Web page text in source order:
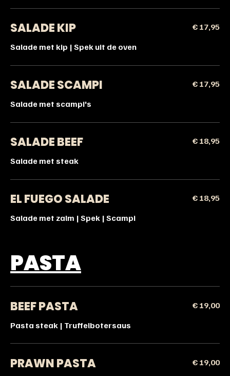
SALADE KIP
Salade met kip | Spek uit de oven
€ 17,95
SALADE SCAMPI
Salade met scampi's
€ 17,95
SALADE BEEF
Salade met steak
€ 18,95
EL FUEGO SALADE
Salade met zalm | Spek | Scampi
€ 18,95
PASTA
BEEF PASTA
Pasta steak | Truffelbotersaus
€ 19,00
PRAWN PASTA € 19,00